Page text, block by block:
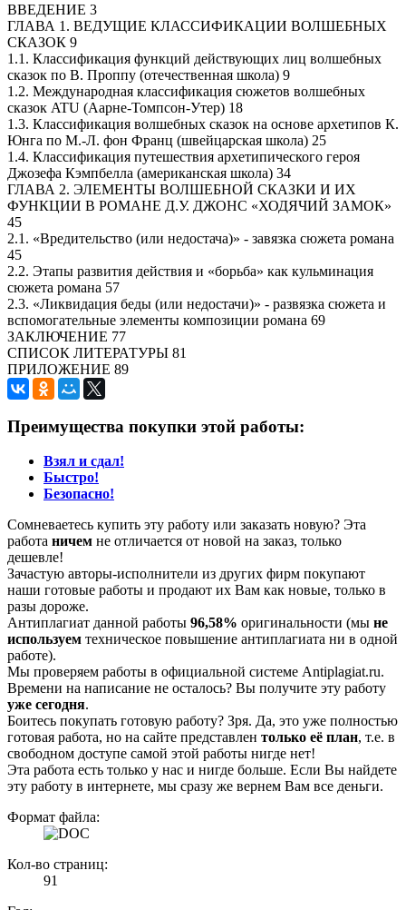
ВВЕДЕНИЕ 3
ГЛАВА 1. ВЕДУЩИЕ КЛАССИФИКАЦИИ ВОЛШЕБНЫХ
СКАЗОК 9
1.1. Классификация функций действующих лиц волшебных
сказок по В. Проппу (отечественная школа) 9
1.2. Международная классификация сюжетов волшебных
сказок ATU (Аарне-Томпсон-Утер) 18
1.3. Классификация волшебных сказок на основе архетипов К.
Юнга по М.-Л. фон Франц (швейцарская школа) 25
1.4. Классификация путешествия архетипического героя
Джозефа Кэмпбелла (американская школа) 34
ГЛАВА 2. ЭЛЕМЕНТЫ ВОЛШЕБНОЙ СКАЗКИ И ИХ
ФУНКЦИИ В РОМАНЕ Д.У. ДЖОНС «ХОДЯЧИЙ ЗАМОК»
45
2.1. «Вредительство (или недостача)» - завязка сюжета романа
45
2.2. Этапы развития действия и «борьба» как кульминация
сюжета романа 57
2.3. «Ликвидация беды (или недостачи)» - развязка сюжета и
вспомогательные элементы композиции романа 69
ЗАКЛЮЧЕНИЕ 77
СПИСОК ЛИТЕРАТУРЫ 81
ПРИЛОЖЕНИЕ 89
Преимущества покупки этой работы:
Взял и сдал!
Быстро!
Безопасно!
Сомневаетесь купить эту работу или заказать новую? Эта
работа ничем не отличается от новой на заказ, только
дешевле!
Зачастую авторы-исполнители из других фирм покупают
наши готовые работы и продают их Вам как новые, только в
разы дороже.
Антиплагиат данной работы 96,58% оригинальности (мы не
используем техническое повышение антиплагиата ни в одной
работе).
Мы проверяем работы в официальной системе Аntiplagiat.ru.
Времени на написание не осталось? Вы получите эту работу
уже сегодня.
Боитесь покупать готовую работу? Зря. Да, это уже полностью
готовая работа, но на сайте представлен только её план, т.е. в
свободном доступе самой этой работы нигде нет!
Эта работа есть только у нас и нигде больше. Если Вы найдете
эту работу в интернете, мы сразу же вернем Вам все деньги.
Формат файла:
Кол-во страниц:
91